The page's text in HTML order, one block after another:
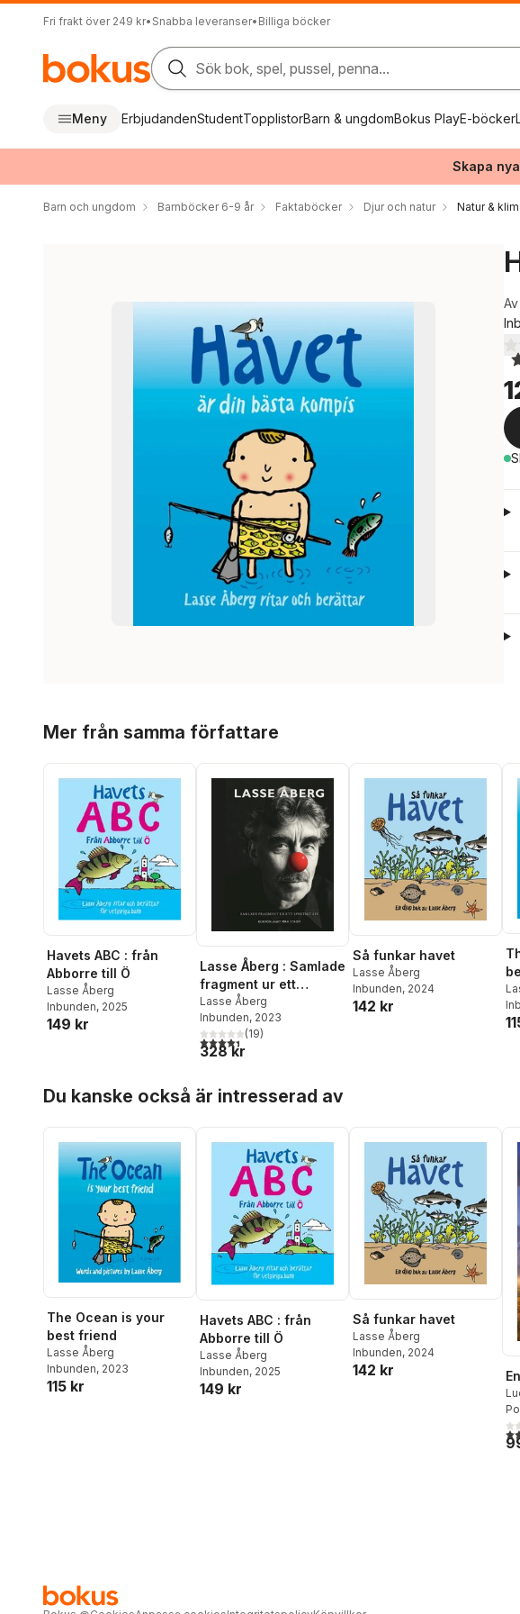
Fri frakt över 249 kr• Snabba leveranser• Billiga böcker
Sök bok, spel, pussel, penna...
Meny ErbjudandenStudentTopplistorBarn & ungdomBokus PlayE-böcker
Skapa
Barn och ungdom Barnböcker 6-9 år Faktaböcker Djur och natur Natur &
Av
Mer från samma författare
Havets ABC : från
Abborre till Ö
Lasse Åberg
Inbunden, 2025
149 kr
Lasse Åberg : Samlade
fragment ur ett
spretigt liv
Lasse Åberg
Inbunden, 2023
4,4utav 5 stjärnor. Totalt antal röster:
(19)
328 kr
Så funkar havet
Lasse Åberg
Inbunden, 2024
142 kr
Du kanske också är intresserad av
The Ocean is your
best friend
Lasse Åberg
Inbunden, 2023
115 kr
Havets ABC : från
Abborre till Ö
Lasse Åberg
Inbunden, 2025
149 kr
Så funkar havet
Lasse Åberg
Inbunden, 2024
142 kr
4,5